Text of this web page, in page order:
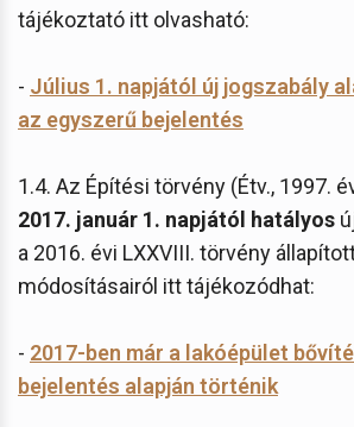
tájékoztató itt olvasható:
- Július 1. napjától új jogszabály
az egyszerű bejelentés
1.4. Az Építési törvény (Étv., 1997.
2017. január 1. napjától hatályos
a 2016. évi LXXVIII. törvény
módosításairól itt tájékozódhat:
- 2017-ben már a lakóépület
bejelentés alapján történik